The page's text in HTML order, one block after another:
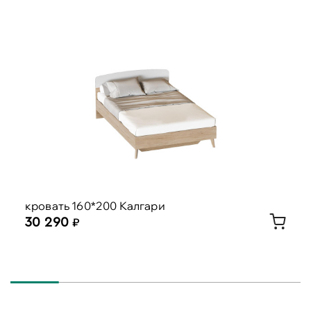
кровать 160*200 Калгари
30 290